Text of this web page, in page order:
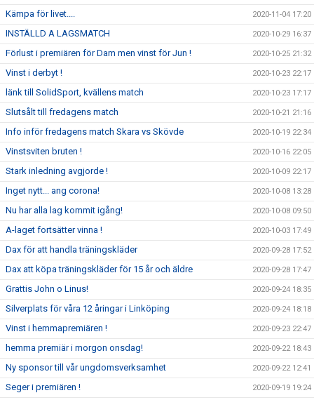
Kämpa för livet.... 2020-11-04 17:20
INSTÄLLD A LAGSMATCH 2020-10-29 16:37
Förlust i premiären för Dam men vinst för Jun ! 2020-10-25 21:32
Vinst i derbyt ! 2020-10-23 22:17
länk till SolidSport, kvällens match 2020-10-23 17:17
Slutsålt till fredagens match 2020-10-21 21:16
Info inför fredagens match Skara vs Skövde 2020-10-19 22:34
Vinstsviten bruten ! 2020-10-16 22:05
Stark inledning avgjorde ! 2020-10-09 22:17
Inget nytt... ang corona! 2020-10-08 13:28
Nu har alla lag kommit igång! 2020-10-08 09:50
A-laget fortsätter vinna ! 2020-10-03 17:49
Dax för att handla träningskläder 2020-09-28 17:52
Dax att köpa träningskläder för 15 år och äldre 2020-09-28 17:47
Grattis John o Linus! 2020-09-24 18:35
Silverplats för våra 12 åringar i Linköping 2020-09-24 18:18
Vinst i hemmapremiären ! 2020-09-23 22:47
hemma premiär i morgon onsdag! 2020-09-22 18:43
Ny sponsor till vår ungdomsverksamhet 2020-09-22 12:41
Seger i premiären ! 2020-09-19 19:24